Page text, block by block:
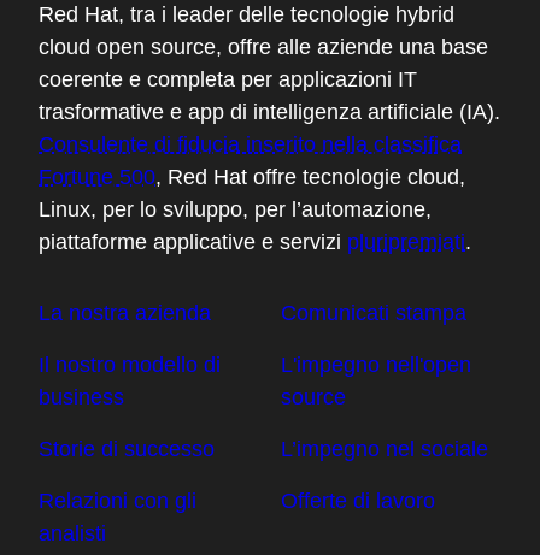
Red Hat, tra i leader delle tecnologie hybrid
cloud open source, offre alle aziende una base
coerente e completa per applicazioni IT
trasformative e app di intelligenza artificiale (IA).
Consulente di fiducia inserito nella classifica
Fortune 500, Red Hat offre tecnologie cloud,
Linux, per lo sviluppo, per l’automazione,
piattaforme applicative e servizi pluripremiati.
La nostra azienda
Il nostro modello di
business
Storie di successo
Relazioni con gli
analisti
Comunicati stampa
L'impegno nell'open
source
L’impegno nel sociale
Offerte di lavoro